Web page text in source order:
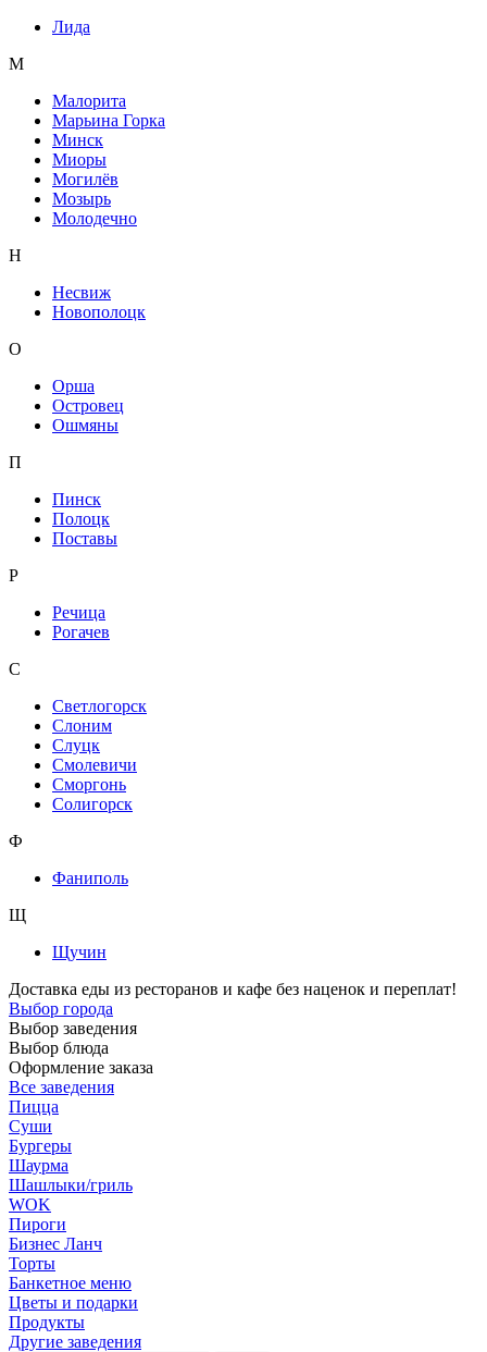
Лида
М
Малорита
Марьина Горка
Минск
Миоры
Могилёв
Мозырь
Молодечно
Н
Несвиж
Новополоцк
О
Орша
Островец
Ошмяны
П
Пинск
Полоцк
Поставы
Р
Речица
Рогачев
С
Светлогорск
Слоним
Слуцк
Смолевичи
Сморгонь
Солигорск
Ф
Фаниполь
Щ
Щучин
Доставка еды из ресторанов и кафе без наценок и переплат!
Выбор города
Выбор заведения
Выбор блюда
Оформление заказа
Все заведения
Пицца
Суши
Бургеры
Шаурма
Шашлыки/гриль
WOK
Пироги
Бизнес Ланч
Торты
Банкетное меню
Цветы и подарки
Продукты
Другие заведения